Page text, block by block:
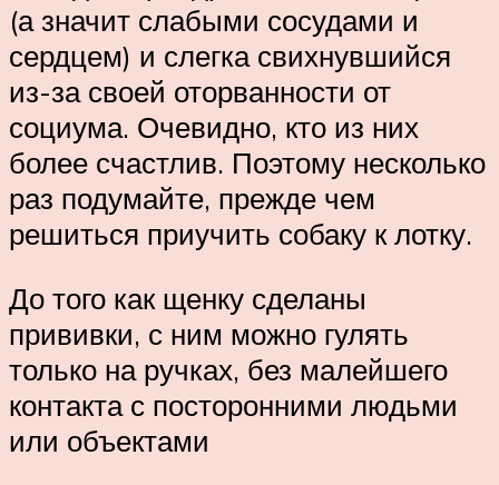
(а значит слабыми сосудами и
сердцем) и слегка свихнувшийся
из-за своей оторванности от
социума. Очевидно, кто из них
более счастлив. Поэтому несколько
раз подумайте, прежде чем
решиться приучить собаку к лотку.
До того как щенку сделаны
прививки, с ним можно гулять
только на ручках, без малейшего
контакта с посторонними людьми
или объектами